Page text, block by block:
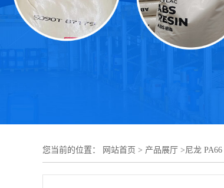
您当前的位置： 网站首页 > 产品展厅 >尼龙 PA66